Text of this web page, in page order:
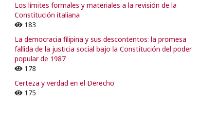
Los límites formales y materiales a la revisión de la
Constitución italiana
183
La democracia filipina y sus descontentos: la promesa
fallida de la justicia social bajo la Constitución del poder
popular de 1987
178
Certeza y verdad en el Derecho
175